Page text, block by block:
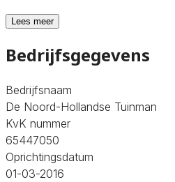
Lees meer
Bedrijfsgegevens
Bedrijfsnaam
De Noord-Hollandse Tuinman
KvK nummer
65447050
Oprichtingsdatum
01-03-2016